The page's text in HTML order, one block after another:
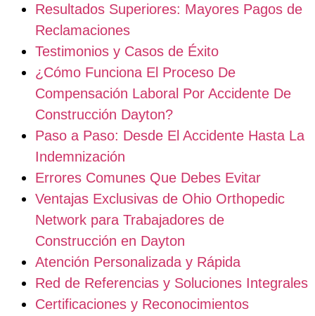
Resultados Superiores: Mayores Pagos de
Reclamaciones
Testimonios y Casos de Éxito
¿Cómo Funciona El Proceso De
Compensación Laboral Por Accidente De
Construcción Dayton?
Paso a Paso: Desde El Accidente Hasta La
Indemnización
Errores Comunes Que Debes Evitar
Ventajas Exclusivas de Ohio Orthopedic
Network para Trabajadores de
Construcción en Dayton
Atención Personalizada y Rápida
Red de Referencias y Soluciones Integrales
Certificaciones y Reconocimientos